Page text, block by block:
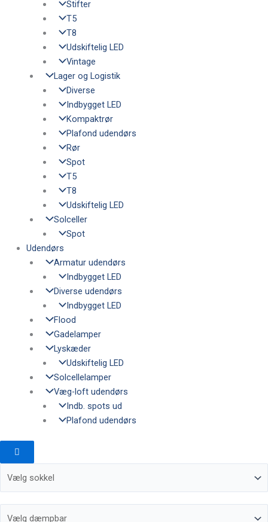
Stifter
T5
T8
Udskiftelig LED
Vintage
Lager og Logistik
Diverse
Indbygget LED
Kompaktrør
Plafond udendørs
Rør
Spot
T5
T8
Udskiftelig LED
Solceller
Spot
Udendørs
Armatur udendørs
Indbygget LED
Diverse udendørs
Indbygget LED
Flood
Gadelamper
Lyskæder
Udskiftelig LED
Solcellelamper
Væg-loft udendørs
Indb. spots ud
Plafond udendørs